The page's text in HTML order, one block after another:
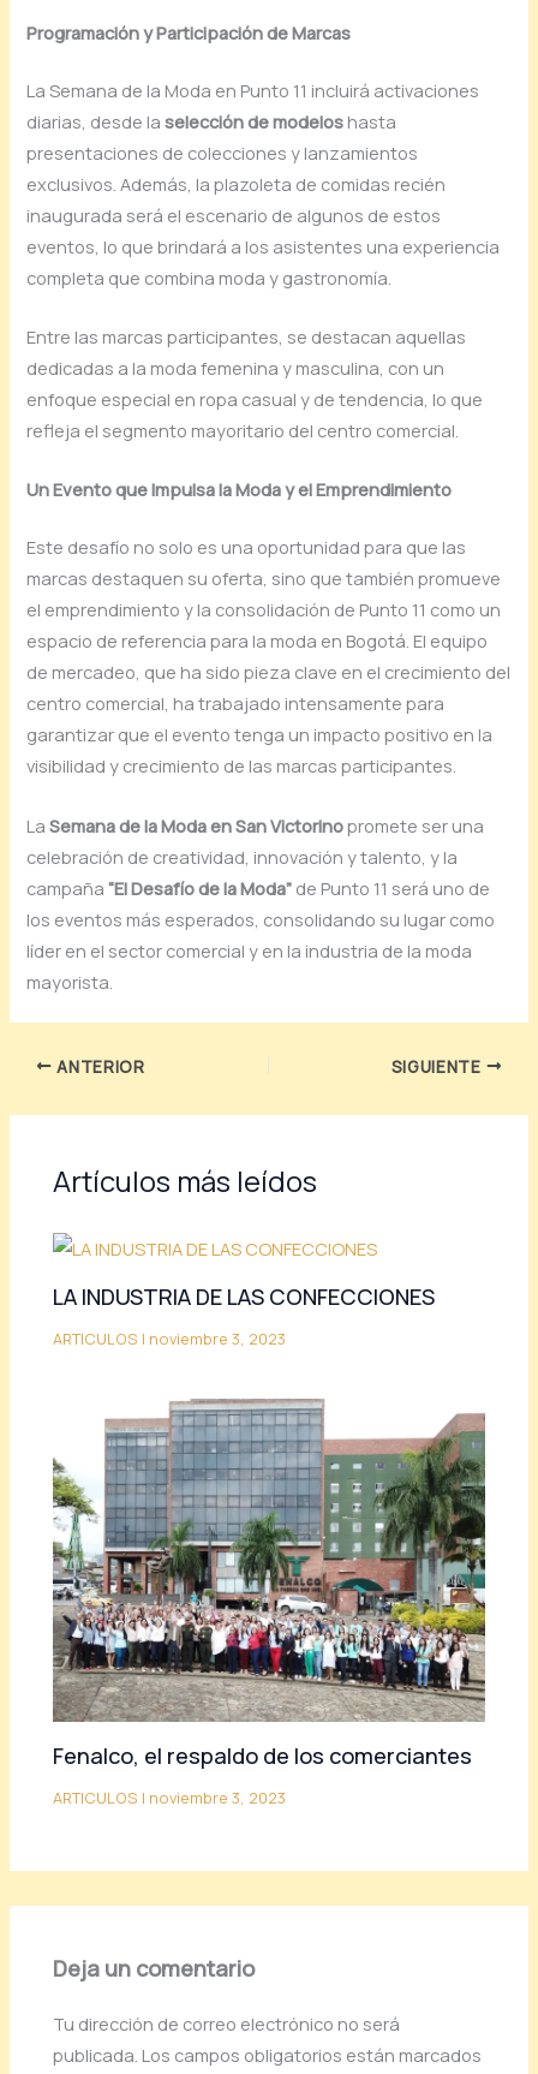
Programación y Participación de Marcas
La Semana de la Moda en Punto 11 incluirá activaciones
diarias, desde laselección de modelos hasta
presentaciones de colecciones y lanzamientos
exclusivos. Además, la plazoleta de comidas recién
inaugurada será el escenario de algunos de estos
eventos, lo que brindará a los asistentes una experiencia
completa que combina moda y gastronomía.
Entre las marcas participantes, se destacan aquellas
dedicadas a la moda femenina y masculina, con un
enfoque especial en ropa casual y de tendencia, lo que
refleja el segmento mayoritario del centro comercial.
Un Evento que Impulsa la Moda y el Emprendimiento
Este desafío no solo es una oportunidad para que las
marcas destaquen su oferta, sino que también promueve
el emprendimiento y la consolidación de Punto 11 como un
espacio de referencia para la moda en Bogotá. El equipo
de mercadeo, que ha sido pieza clave en el crecimiento del
centro comercial, ha trabajado intensamente para
garantizar que el evento tenga un impacto positivo en la
visibilidad y crecimiento de las marcas participantes.
LaSemana de la Moda en San Victorinopromete ser una
celebración de creatividad, innovación y talento, y la
campaña“El Desafío de la Moda” de Punto 11 será uno de
los eventos más esperados, consolidando su lugar como
líder en el sector comercial y en la industria de la moda
mayorista.
ANTERIOR SIGUIENTE
Artículos más leídos
LA INDUSTRIA DE LAS CONFECCIONES
ARTICULOS | noviembre 3, 2023
Fenalco, el respaldo de los comerciantes
ARTICULOS | noviembre 3, 2023
Deja un comentario
Tu dirección de correo electrónico no será
publicada. Los campos obligatorios están marcados